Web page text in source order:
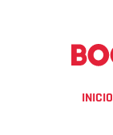
INICIO